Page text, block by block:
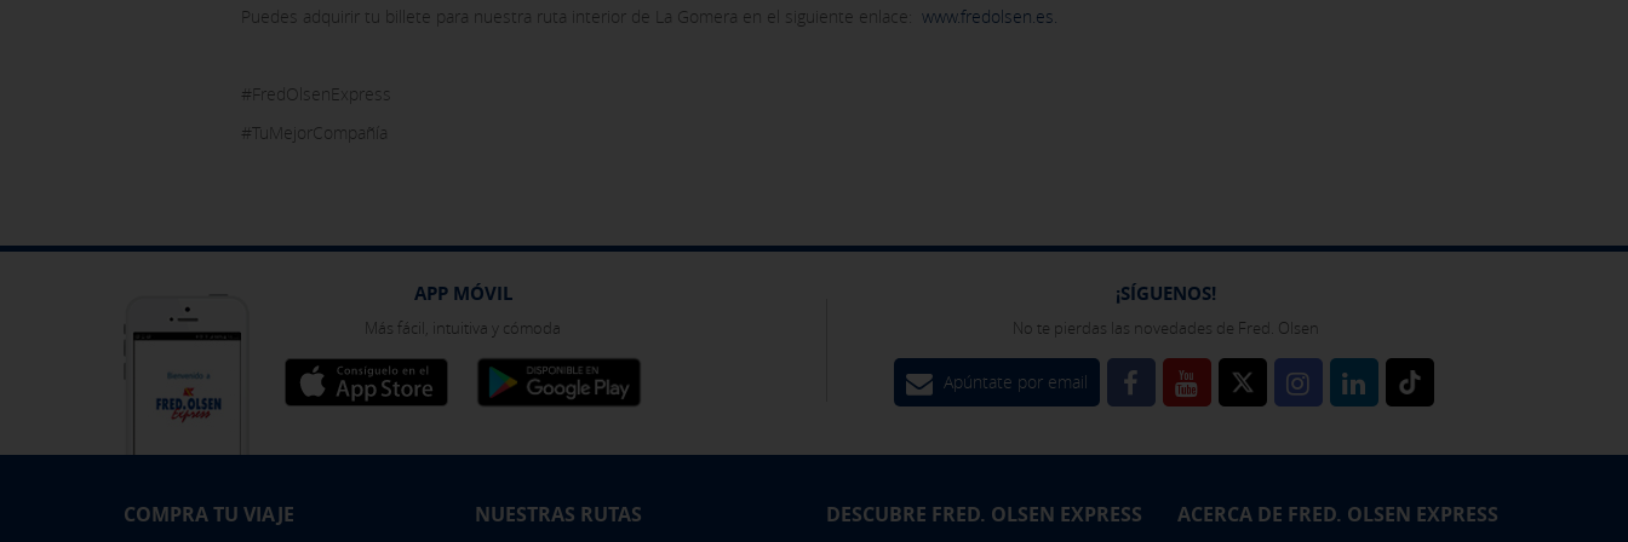
Puedes adquirir tu billete para nuestra ruta interior de La Gomera en el siguiente enlace: www.fredolsen.es.
#FredOlsenExpress
#TuMejorCompañía
APP MÓVIL
Más fácil, intuitiva y cómoda
¡SÍGUENOS!
No te pierdas las novedades de Fred. Olsen
Apúntate por email
COMPRA TU VIAJE NUESTRAS RUTAS DESCUBRE FRED. OLSEN EXPRESS ACERCA DE FRED. OLSEN EXPRESS
Puedes volver a configurar tus cookies desde la sección "Política de cookies" al pie de la página. También puedes consultar nuestra